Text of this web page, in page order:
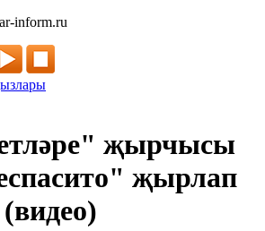
inform.ru
җырчысы
җырлап